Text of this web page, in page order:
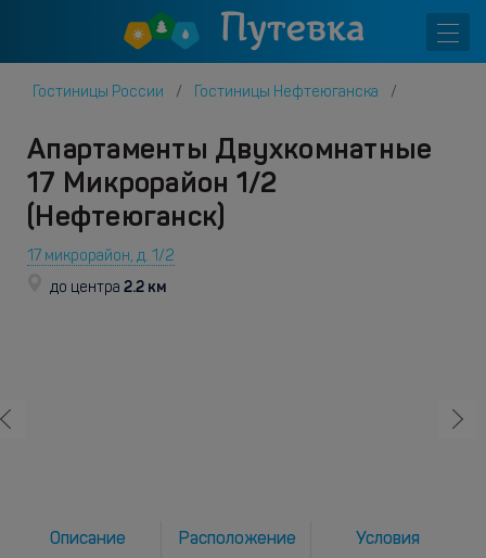
Гостиницы России Гостиницы Нефтеюганска
Апартаменты Двухкомнатные
17 Микрорайон 1/2
(Нефтеюганск)
17 микрорайон, д. 1/2
до центра 2.2 км
Описание Расположение Условия